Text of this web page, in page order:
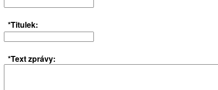
*Titulek:
*Text zprávy: